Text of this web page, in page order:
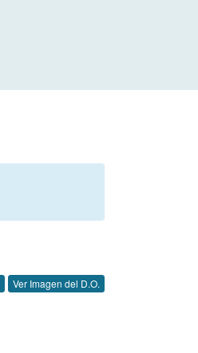
Ver Imagen del D.O.